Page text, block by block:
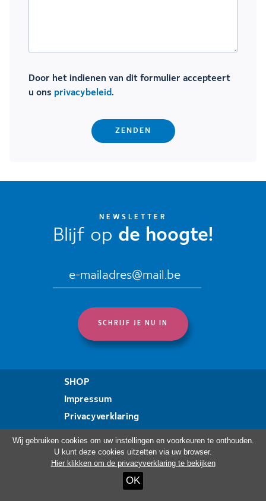
Door het indienen van dit formulier accepteert
u ons privacybeleid.
NEWSLETTER
Blijf op de hoogte!
SHOP
Impressum
Privacyverklaring
Bezoek ook:
ViDo Ostbelgien
Wij gebruiken cookies om uw instellingen en voorkeuren te onthouden.
U kunt deze cookies uitzetten via uw browser.
Hier klikken om de privacyverklaring te bekijken
OK